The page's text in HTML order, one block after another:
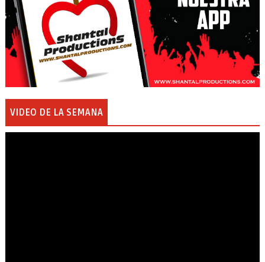
VIDEO DE LA SEMANA